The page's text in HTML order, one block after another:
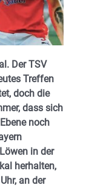
Der TSV
Treffen
doch die
dass sich
noch
in der
herhalten,
an der